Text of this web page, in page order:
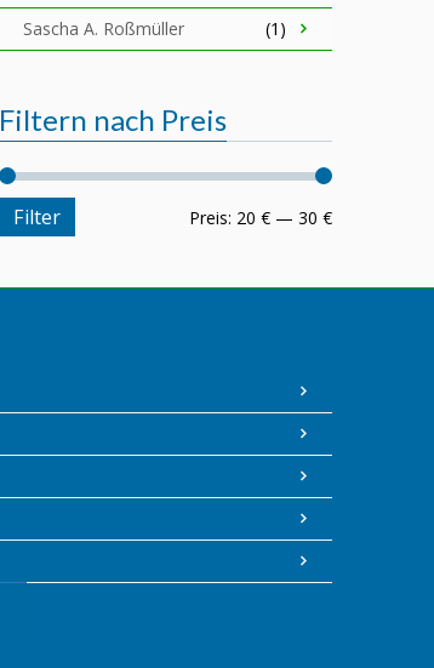
Sascha A. Roßmüller
(1)
Filtern nach Preis
Filter Preis: 20 €— 30 €